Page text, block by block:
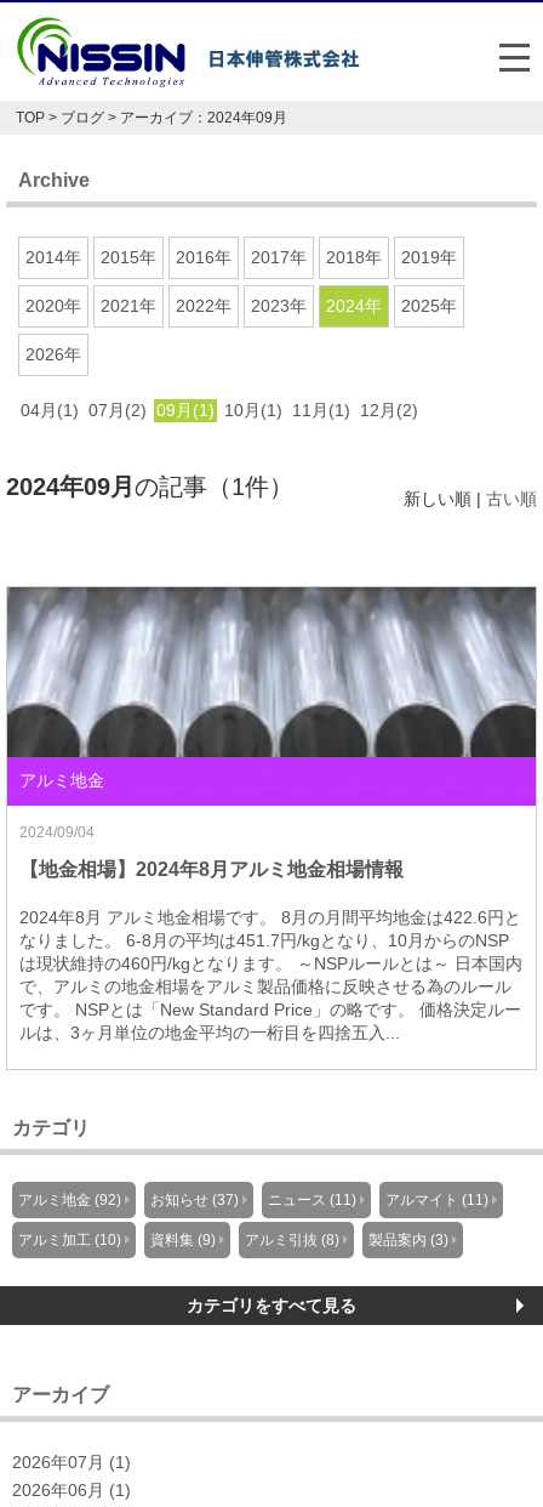
メ
日本伸管の強み
お悩み解決事例
企業情報
FAQ
Japan
TOP > ブログ > アーカイブ：2024年09月
Archive
2014年 2015年 2016年 2017年 2018年 2019年
2020年 2021年 2022年 2023年 2024年 2025年
2026年
04月(1) 07月(2) 09月(1) 10月(1) 11月(1) 12月(2)
2024年09月 の記事（1件） 新しい順 | 古い順
アルミ地金
2024/09/04
【地金相場】2024年8月アルミ地金相場情報
2024年8月 アルミ地金相場です。 8月の月間平均地金は422.6円と
なりました。 6-8月の平均は451.7円/kgとなり、10月からのNSP
は現状維持の460円/kgとなります。 ～NSPルールとは～ 日本国内
で、アルミの地金相場をアルミ製品価格に反映させる為のルール
です。 NSPとは「New Standard Price」の略です。 価格決定ルー
ルは、3ヶ月単位の地金平均の一桁目を四捨五入...
カテゴリ
アルミ地金 (92) お知らせ (37) ニュース (11) アルマイト (11)
アルミ加工 (10) 資料集 (9) アルミ引抜 (8) 製品案内 (3)
カテゴリをすべて見る
アーカイブ
2026年07月 (1)
2026年06月 (1)